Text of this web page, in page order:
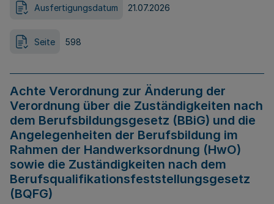
Ausfertigungsdatum 21.07.2026
Seite 598
Achte Verordnung zur Änderung der
Verordnung über die Zuständigkeiten nach
dem Berufsbildungsgesetz (BBiG) und die
Angelegenheiten der Berufsbildung im
Rahmen der Handwerksordnung (HwO)
sowie die Zuständigkeiten nach dem
Berufsqualifikationsfeststellungsgesetz
(BQFG)